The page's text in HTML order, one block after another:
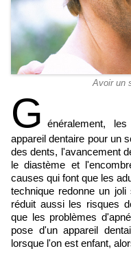
Avoir un
G énéralement,
appareil dentaire pour un
des dents, l'avancement
le diastème et
causes qui font que les
technique redonne un
réduit aussi les risques
que les problèmes
pose d'un appareil
lorsque l'on est enfant,